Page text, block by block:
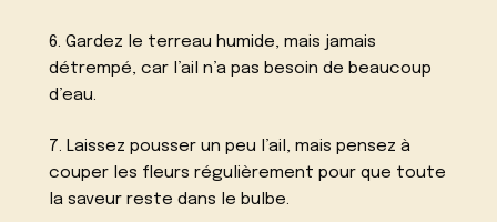
6. Gardez le terreau humide, mais jamais
détrempé, car l’ail n’a pas besoin de beaucoup
d’eau.
7. Laissez pousser un peu l’ail, mais pensez à
couper les fleurs régulièrement pour que toute
la saveur reste dans le bulbe.